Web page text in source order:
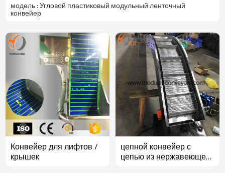
модель : Угловой пластиковый модульный ленточный
конвейер
Конвейер для лифтов /
крышек
цепной конвейер с
цепью из нержавеющей